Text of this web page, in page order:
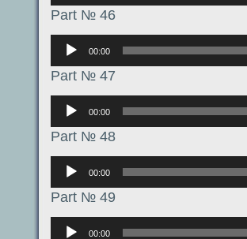
Part № 46
Аудиоплеер
00:00
Part № 47
Аудиоплеер
00:00
Part № 48
Аудиоплеер
00:00
Part № 49
Аудиоплеер
00:00